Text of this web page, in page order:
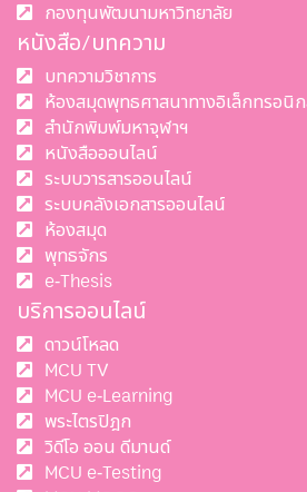
กองทุนพัฒนามหาวิทยาลัย
หนังสือ/บทความ
บทความวิชาการ
ห้องสมุดพุทธศาสนาทางอิเล็กทรอนิ
สำนักพิมพ์มหาจุฬาฯ
หนังสือออนไลน์
ระบบวารสารออนไลน์
ระบบคลังเอกสารออนไลน์
ห้องสมุด
พุทธจักร
e-Thesis
บริการออนไลน์
ดาวน์โหลด
MCU TV
MCU e-Learning
พระไตรปิฎก
วิดีโอ ออน ดีมานด์
MCU e-Testing